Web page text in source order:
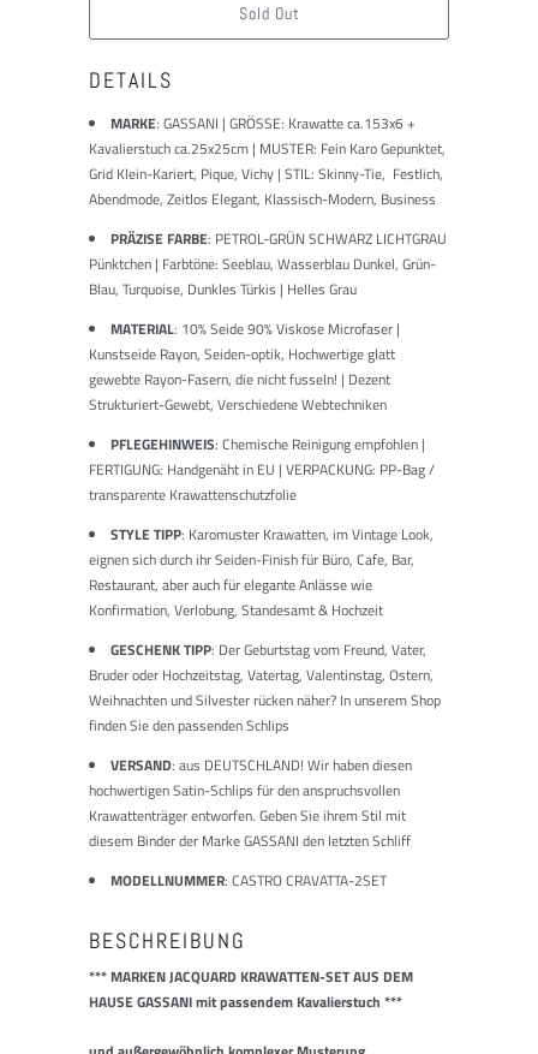
Sold Out
DETAILS
MARKE: GASSANI | GRÖSSE: Krawatte ca.153x6 +
Kavalierstuch ca.25x25cm | MUSTER: Fein Karo Gepunktet,
Grid Klein-Kariert, Pique, Vichy | STIL: Skinny-Tie, Festlich,
Abendmode, Zeitlos Elegant, Klassisch-Modern, Business
PRÄZISE FARBE: PETROL-GRÜN SCHWARZ LICHTGRAU
Pünktchen | Farbtöne: Seeblau, Wasserblau Dunkel, Grün-
Blau, Turquoise, Dunkles Türkis | Helles Grau
MATERIAL: 10% Seide 90% Viskose Microfaser |
Kunstseide Rayon, Seiden-optik, Hochwertige glatt
gewebte Rayon-Fasern, die nicht fusseln! | Dezent
Strukturiert-Gewebt, Verschiedene Webtechniken
PFLEGEHINWEIS: Chemische Reinigung empfohlen |
FERTIGUNG: Handgenäht in EU | VERPACKUNG: PP-Bag /
transparente Krawattenschutzfolie
STYLE TIPP: Karomuster Krawatten, im Vintage Look,
eignen sich durch ihr Seiden-Finish für Büro, Cafe, Bar,
Restaurant, aber auch für elegante Anlässe wie
Konfirmation, Verlobung, Standesamt & Hochzeit
GESCHENK TIPP: Der Geburtstag vom Freund, Vater,
Bruder oder Hochzeitstag, Vatertag, Valentinstag, Ostern,
Weihnachten und Silvester rücken näher? In unserem Shop
finden Sie den passenden Schlips
VERSAND: aus DEUTSCHLAND! Wir haben diesen
hochwertigen Satin-Schlips für den anspruchsvollen
Krawattenträger entworfen. Geben Sie ihrem Stil mit
diesem Binder der Marke GASSANI den letzten Schliff
MODELLNUMMER: CASTRO CRAVATTA-2SET
BESCHREIBUNG
*** MARKEN JACQUARD KRAWATTEN-SET AUS DEM
HAUSE GASSANImit passendem Kavalierstuch ***